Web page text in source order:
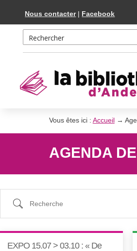
navigation
Nous contacter| Facebook
Vous êtes ici : Accueil→
AGENDA
Recherche
EXPO 15.07 > 03.10 : « De